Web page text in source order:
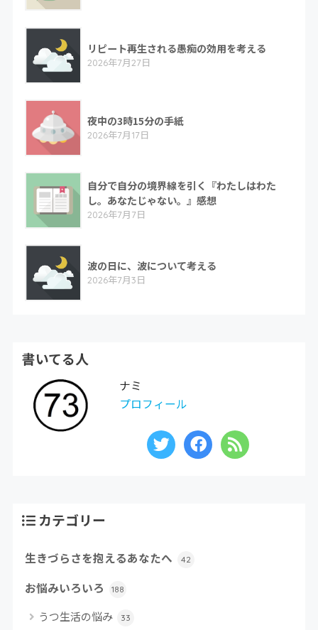
リピート再生される愚痴の効用を考える
2026年7月27日
夜中の3時15分の手紙
2026年7月17日
自分で自分の境界線を引く『わたしはわた
し。あなたじゃない。』感想
2026年7月7日
波の日に、波について考える
2026年7月3日
書いてる人
ナミ
プロフィール
カテゴリー
生きづらさを抱えるあなたへ 42
お悩みいろいろ 188
うつ生活の悩み 33